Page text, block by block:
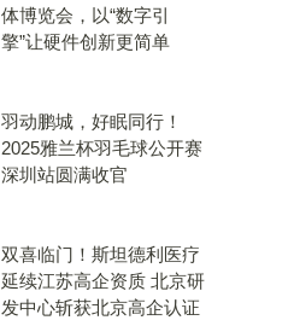
体博览会，以“数字引
擎”让硬件创新更简单
羽动鹏城，好眠同行！
2025雅兰杯羽毛球公开赛
深圳站圆满收官
双喜临门！斯坦德利医疗
延续江苏高企资质 北京研
发中心斩获北京高企认证